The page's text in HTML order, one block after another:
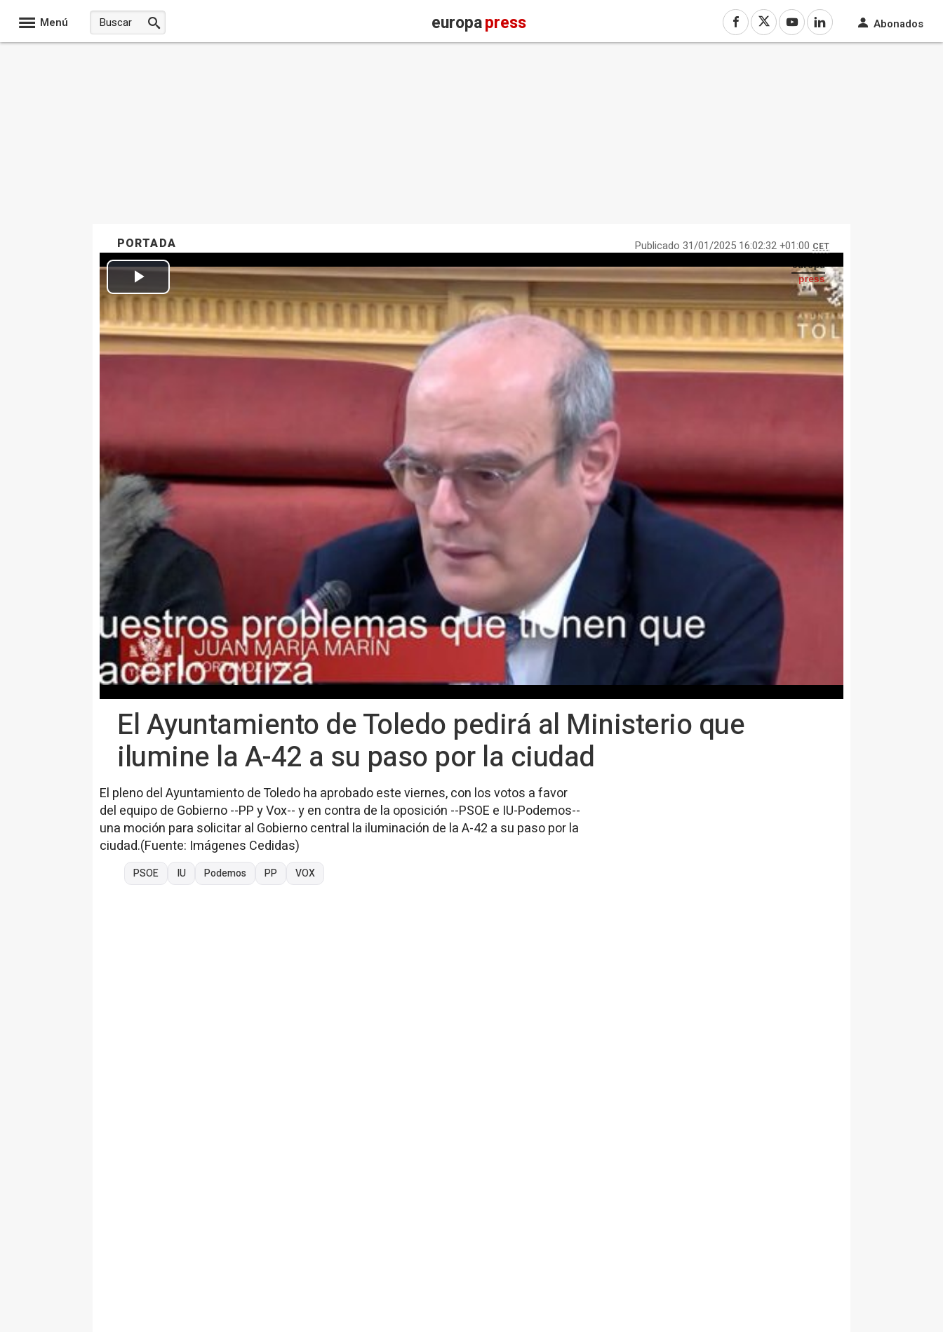
Menú europapress Abonados
PORTADA Publicado 31/01/2025 16:02:32 +01:00 CET
El Ayuntamiento de Toledo pedirá al Ministerio que
ilumine la A-42 a su paso por la ciudad
El pleno del Ayuntamiento de Toledo ha aprobado este viernes, con los votos a favor
del equipo de Gobierno --PP y Vox-- y en contra de la oposición --PSOE e IU-Podemos--
una moción para solicitar al Gobierno central la iluminación de la A-42 a su paso por la
ciudad.(Fuente: Imágenes Cedidas)
PSOE IU Podemos PP VOX